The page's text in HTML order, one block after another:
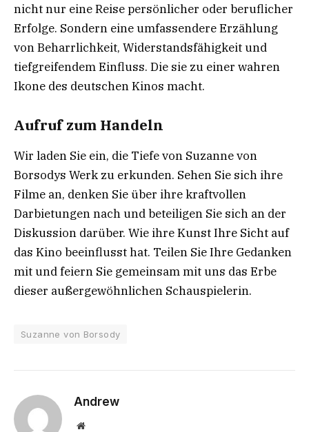
nicht nur eine Reise persönlicher oder beruflicher
Erfolge. Sondern eine umfassendere Erzählung
von Beharrlichkeit, Widerstandsfähigkeit und
tiefgreifendem Einfluss. Die sie zu einer wahren
Ikone des deutschen Kinos macht.
Aufruf zum Handeln
Wir laden Sie ein, die Tiefe von Suzanne von
Borsodys Werk zu erkunden. Sehen Sie sich ihre
Filme an, denken Sie über ihre kraftvollen
Darbietungen nach und beteiligen Sie sich an der
Diskussion darüber. Wie ihre Kunst Ihre Sicht auf
das Kino beeinflusst hat. Teilen Sie Ihre Gedanken
mit und feiern Sie gemeinsam mit uns das Erbe
dieser außergewöhnlichen Schauspielerin.
Suzanne von Borsody
Andrew
Website